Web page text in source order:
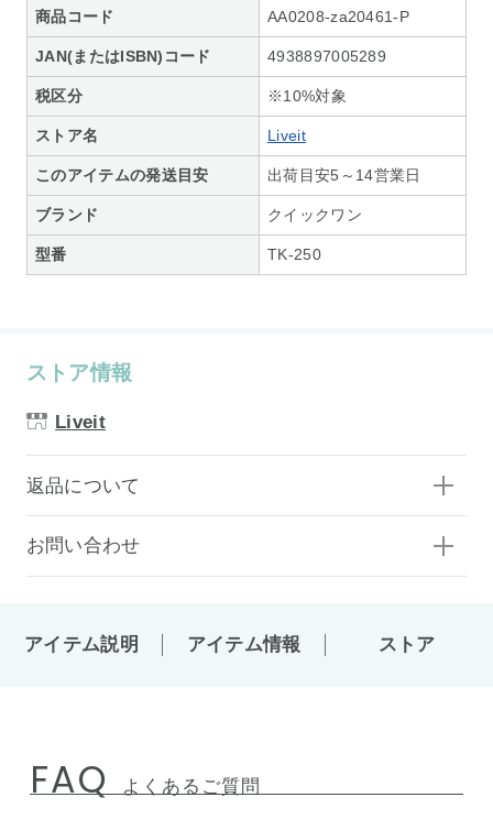
商品コード AA0208-za20461-P
JAN(またはISBN)コード 4938897005289
税区分 ※10%対象
ストア名 Liveit
このアイテムの発送目安 出荷目安5～14営業日
ブランド クイックワン
型番 TK-250
ストア情報
Liveit
返品について
お問い合わせ
アイテム説明 アイテム情報 ストア
FAQ よくあるご質問